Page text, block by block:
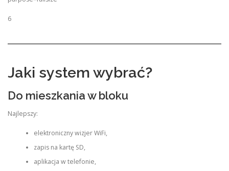
6
Jaki system wybrać?
Do mieszkania w bloku
Najlepszy:
elektroniczny wizjer WiFi,
zapis na kartę SD,
aplikacja w telefonie,